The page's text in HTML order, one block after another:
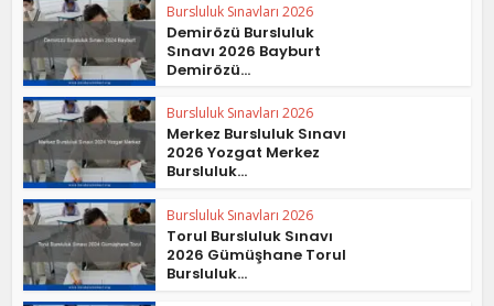
Bursluluk Sınavları 2026
Demirözü Bursluluk
Sınavı 2026 Bayburt
Demirözü...
Bursluluk Sınavları 2026
Merkez Bursluluk Sınavı
2026 Yozgat Merkez
Bursluluk...
Bursluluk Sınavları 2026
Torul Bursluluk Sınavı
2026 Gümüşhane Torul
Bursluluk...